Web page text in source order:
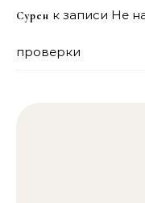
Сурен к записи Не
проверки